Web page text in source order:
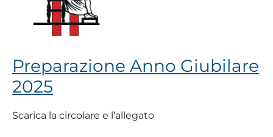
Preparazione Anno Giubilare
2025
Scarica la circolare e l’allegato